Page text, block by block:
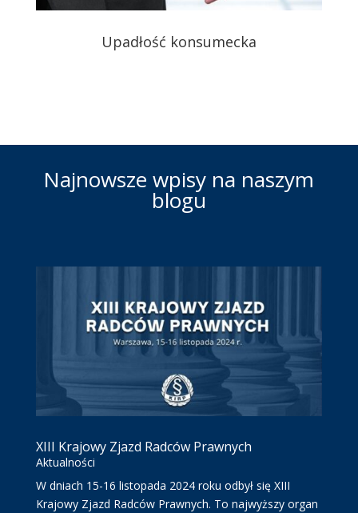
Upadłość konsumecka
Najnowsze wpisy na naszym
blogu
XIII Krajowy Zjazd Radców Prawnych
Aktualności
W dniach 15-16 listopada 2024 roku odbył się XIII
Krajowy Zjazd Radców Prawnych. To najwyższy organ